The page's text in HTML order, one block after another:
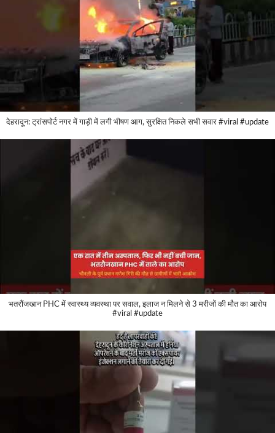
देहरादून: ट्रांसपोर्ट नगर में गाड़ी में लगी भीषण आग, सुरक्षित निकले सभी सवार #viral #update
भतरौंजखान PHC में स्वास्थ्य व्यवस्था पर सवाल, इलाज न मिलने से 3 मरीजों की मौत का आरोप
#viral #update